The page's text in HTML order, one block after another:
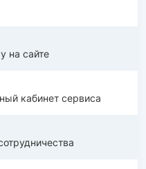
на сайте
кабинет сервиса